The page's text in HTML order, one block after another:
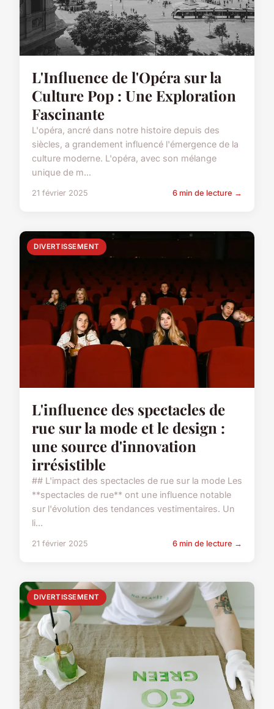
L'Influence de l'Opéra sur la
Culture Pop : Une Exploration
Fascinante
L'opéra, ancré dans notre histoire depuis des
siècles, a grandement influencé l'émergence de la
culture moderne. L'opéra, avec son mélange
unique de m...
21 février 2025 6 min de lecture →
DIVERTISSEMENT
L'influence des spectacles de
rue sur la mode et le design :
une source d'innovation
irrésistible
## L'impact des spectacles de rue sur la mode Les
**spectacles de rue** ont une influence notable
sur l'évolution des tendances vestimentaires. Un
li...
21 février 2025 6 min de lecture →
DIVERTISSEMENT